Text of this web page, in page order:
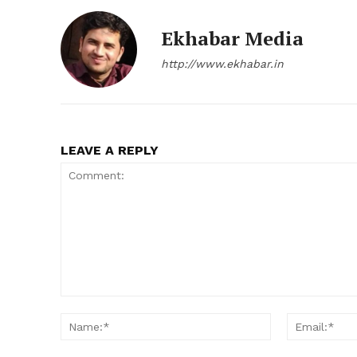
Ekhabar Media
http://www.ekhabar.in
LEAVE A REPLY
Name:*